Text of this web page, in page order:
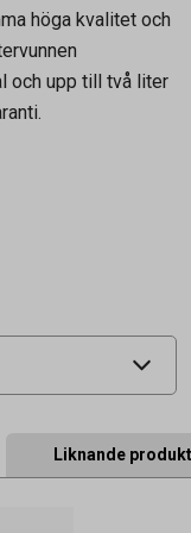
höga kvalitet och
och upp till två liter
44103103
Liknande